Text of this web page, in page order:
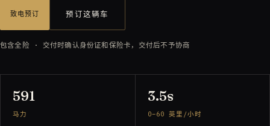
致电预订 预订这辆车
包含全险 · 交付时确认身份证和保险卡，交付后不予协商
591
马力
3.5s
0–60 英里/小时